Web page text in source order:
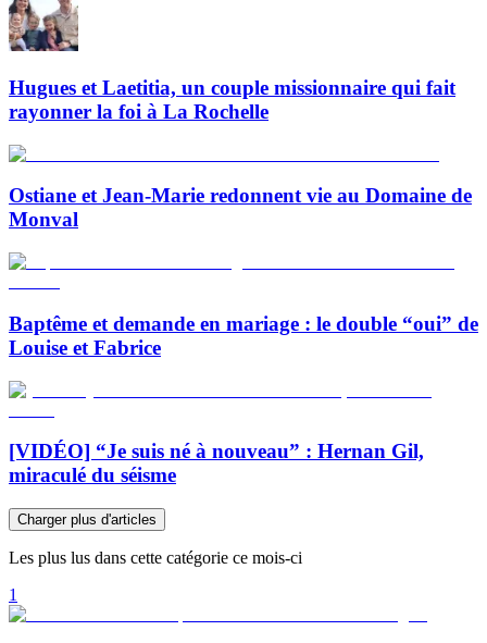
Hugues et Laetitia, un couple missionnaire qui fait
rayonner la foi à La Rochelle
Ostiane et Jean-Marie redonnent vie au Domaine de
Monval
Baptême et demande en mariage : le double “oui” de
Louise et Fabrice
[VIDÉO] “Je suis né à nouveau” : Hernan Gil,
miraculé du séisme
Charger plus d'articles
Les plus lus dans cette catégorie ce mois-ci
1